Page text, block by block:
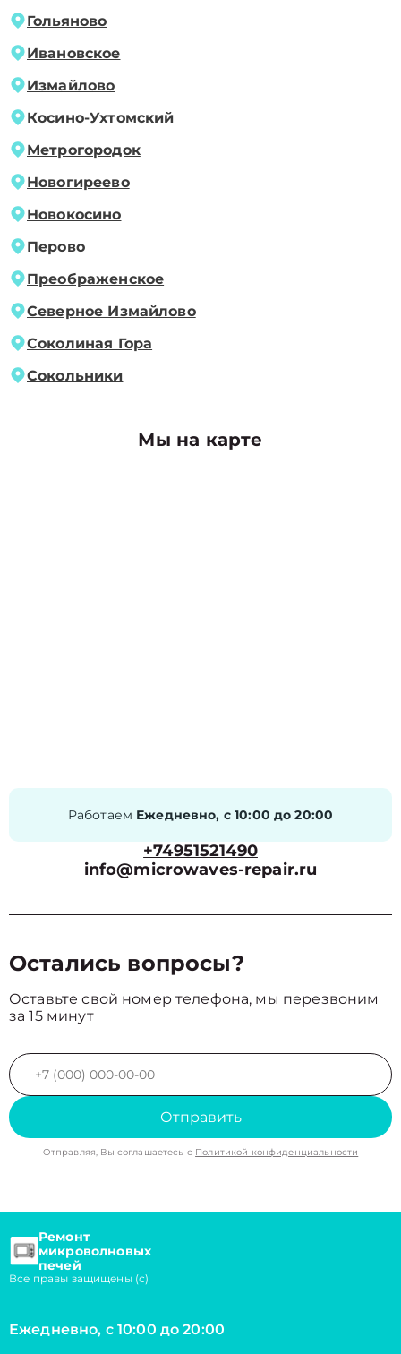
Гольяново
Ивановское
Измайлово
Косино-Ухтомский
Метрогородок
Новогиреево
Новокосино
Перово
Преображенское
Северное Измайлово
Соколиная Гора
Сокольники
Мы на карте
Работаем Ежедневно, с 10:00 до 20:00
+74951521490
info@microwaves-repair.ru
Остались вопросы?
Оставьте свой номер телефона, мы перезвоним
за 15 минут
Отправить
Отправляя, Вы соглашаетесь с Политикой конфиденциальности
Ремонт
микроволновых
печей
Все правы защищены (с)
Ежедневно, с 10:00 до 20:00